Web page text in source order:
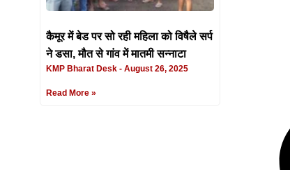
कैमूर में बेड पर सो रही महिला को विषैले सर्प
ने डसा, मौत से गांव में मातमी सन्नाटा
KMP Bharat Desk August 26, 2025
Read More »